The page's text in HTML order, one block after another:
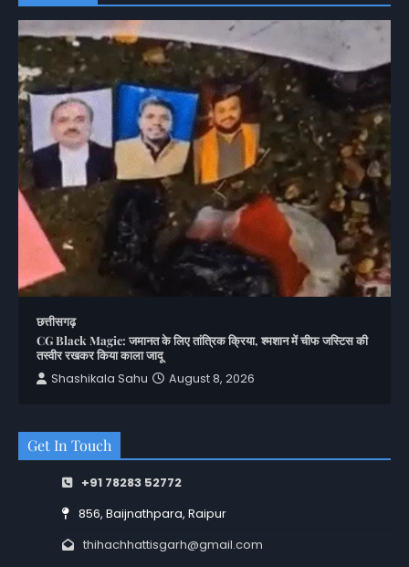
छत्तीसगढ़
CG Black Magic: जमानत के लिए तांत्रिक क्रिया, श्मशान में चीफ जस्टिस की
तस्वीर रखकर किया काला जादू
Shashikala Sahu
August 8, 2026
Get In Touch
+91 78283 52772
856, Baijnathpara, Raipur
thihachhattisgarh@gmail.com